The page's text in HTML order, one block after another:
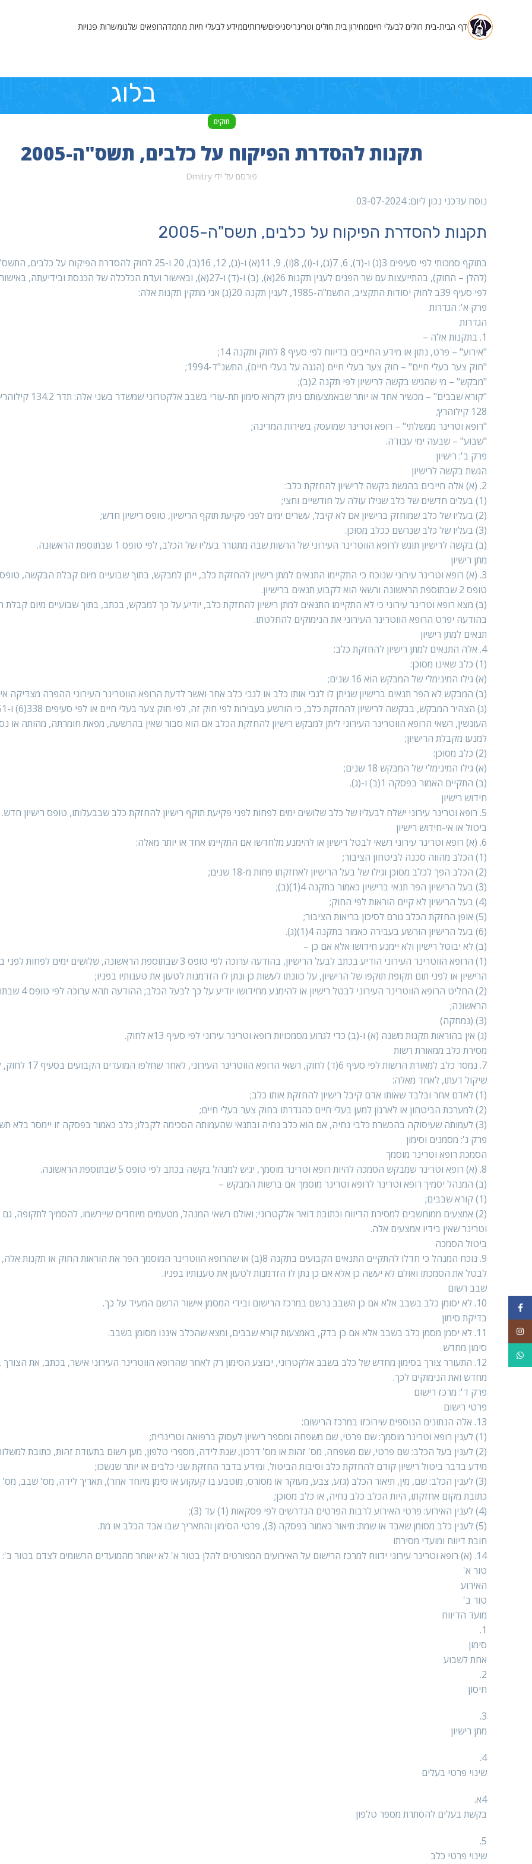
דף הבית-בית חולים לבעלי חייםמחירון בית חולים וטרינריסניפיםשירותיםמידע לבעלי חיות מחמדהרופאים שלנומשרות פנויות
בלוג
חוקים
תקנות להסדרת הפיקוח על כלבים, תשס"ה-2005
פורסם על ידי Dmitry
נוסח עדכני נכון ליום: 03-07-2024
תקנות להסדרת הפיקוח על כלבים, תשס"ה-2005
(להלן – החוק), בהתייעצות עם שר הפנים לענין תקנות 26(א), (ב) ו-(ד) ו-27(א), ובאישור ועדת הכלכלה של הכנסת
לפי סעיף 39ב לחוק יסודות התקציב, התשמ"ה-1985, לענין תקנה 20(ג) אני מתקין תקנות אלה:
פרק א': הגדרות
הגדרות
1. בתקנות אלה –
"אירוע" – פרט, נתון או מידע החייבים בדיווח לפי סעיף 8 לחוק ותקנה 14;
"חוק צער בעלי חיים" – חוק צער בעלי חיים (הגנה על בעלי חיים), התשנ"ד-1994;
"מבקש" – מי שהגיש בקשה לרישיון לפי תקנה 2(ב);
"קורא שבבים" – מכשיר אחד או יותר שבאמצעותם ניתן לקרוא
128 קילוהרץ;
"רופא וטרינר ממשלתי" – רופא וטרינר שמועסק בשירות המדינה;
"שבוע" – שבעה ימי עבודה.
פרק ב': רישיון
הגשת בקשה לרישיון
2. (א) אלה חייבים בהגשת בקשה לרישיון להחזקת כלב:
(1) בעלים חדשים של כלב שגילו עולה על חודשיים וחצי;
(2) בעליו של כלב שמוחזק ברישיון אם לא קיבל, עשרים ימים לפני פקיעת תוקף הרישיון, טופס רישיון חדש;
(3) בעליו של כלב שנרשם ככלב מסוכן.
(ב) בקשה לרישיון תוגש לרופא הווטרינר העירוני של הרשות שבה מתגורר בעליו של הכלב, לפי טופס 1 שבתוספת הראשונה.
מתן רישיון
3. (א) רופא וטרינר עירוני שנוכח כי התקיימו התנאים למתן רישיון להחזקת כלב, ייתן למבקש, בתוך שבועיים מיום קבלת הבקשה, טופס
טופס 2 שבתוספת הראשונה ורשאי הוא לקבוע תנאים ברישיון.
(ב) מצא רופא וטרינר עירוני כי לא התקיימו התנאים למתן רישיון להחזקת כלב, יודיע על כך למבקש, בכתב, בתוך שבועיים מיום
בהודעה יפרט הרופא הווטרינר העירוני את הנימוקים להחלטתו.
תנאים למתן רישיון
4. אלה התנאים למתן רישיון להחזקת כלב:
(1) כלב שאינו מסוכן:
(א) גילו המינימלי של המבקש הוא 16 שנים;
(ב) המבקש לא הפר תנאים ברישיון שניתן לו לגבי אותו כלב או לגבי כלב אחר ואשר לדעת הרופא הווטרינר העירוני ההפרה מצדיקה אי-
העונשין, רשאי הרופא הווטרינר העירוני ליתן למבקש רישיון להחזקת הכלב אם הוא סבור שאין בהרשעה, מפאת חומרתה, מהותה או
למנעו מקבלת הרישיון;
(2) כלב מסוכן:
(א) גילו המינימלי של המבקש 18 שנים;
(ב) התקיים האמור בפסקה 1(ב) ו-(ג).
חידוש רישיון
5. רופא וטרינר עירוני ישלח לבעליו של כלב שלושים ימים לפחות לפני פקיעת תוקף רישיון להחזקת כלב שבבעלותו, טופס רישיון חדש.
ביטול או אי-חידוש רישיון
6. (א) רופא וטרינר עירוני רשאי לבטל רישיון או להימנע מלחדשו אם התקיימו אחד או יותר מאלה:
(1) הכלב מהווה סכנה לביטחון הציבור;
(2) הכלב הפך לכלב מסוכן וגילו של בעל הרישיון לאחזקתו פחות מ-18 שנים;
(3) בעל הרישיון הפר תנאי ברישיון כאמור בתקנה 4(1)(ב);
(4) בעל הרישיון לא קיים הוראות לפי החוק;
(5) אופן החזקת הכלב גורם לסיכון בריאות הציבור;
(6) בעל הרישיון הורשע בעבירה כאמור בתקנה 4(1)(ג).
(ב) לא יבוטל רישיון ולא יימנע חידושו אלא אם כן –
(1) הרופא הווטרינר העירוני הודיע בכתב לבעל הרישיון, בהודעה ערוכה לפי טופס 3 שבתוספת הראשונה, שלושים ימים
הרישיון או לפני תום תקופת תוקפו של הרישיון, על כוונתו לעשות כן ונתן לו הזדמנות לטעון את טענותיו בפניו;
(2) החליט הרופא הווטרינר העירוני לבטל רישיון או להימנע
הראשונה;
(3) (נמחקה)
(ג) אין בהוראות תקנות משנה (א) ו-(ב) כדי לגרוע מסמכויות רופא וטרינר עירוני לפי סעיף 13א לחוק.
מסירת כלב ממאורת רשות
7. נמסר כלב למאורת הרשות לפי סעיף 6(ד) לחוק,
שיקול דעתו, לאחד מאלה:
(1) לאדם אחר ובלבד שאותו אדם קיבל רישיון להחזקת אותו כלב;
(2) למערכת הביטחון או לארגון למען בעלי חיים כהגדרתו בחוק צער בעלי חיים;
(3) לעמותה שעיסוקה בהכשרת כלבי נחיה, אם הוא כלב נחיה ובתנאי שהעמותה הסכימה לקבלו; כלב כאמור בפסקה זו יימסר בלא תשלום.
פרק ג': מסמנים וסימון
הסמכת רופא וטרינר מוסמך
8. (א) רופא וטרינר שמבקש הסמכה להיות רופא וטרינר מוסמך, יגיש למנהל בקשה בכתב לפי טופס 5 שבתוספת הראשונה.
(ב) המנהל יסמיך רופא וטרינר לרופא וטרינר מוסמך אם ברשות המבקש –
(1) קורא שבבים;
(2) אמצעים ממוחשבים למסירת הדיווח וכתובת דואר אלקטרוני; ואולם רשאי המנהל, מטעמים מיוחדים שיירשמו, להסמיך לתקופה, גם
וטרינר שאין בידיו אמצעים אלה.
ביטול הסמכה
9. נוכח המנהל כי חדלו להתקיים התנאים הקבועים בתקנה 8(ב) או שהרופא הווטרינר המוסמך הפר את הוראות החוק או
לבטל את הסמכתו ואולם לא יעשה כן אלא אם כן נתן לו הזדמנות לטעון את טענותיו בפניו.
שבב רשום
10. לא יסומן כלב בשבב אלא אם כן השבב נרשם במרכז הרישום ובידי המסמן אישור הרשם המעיד על כך.
בדיקת סימון
11. לא יסמן מסמן כלב בשבב אלא אם כן בדק, באמצעות קורא שבבים, ומצא שהכלב איננו מסומן בשבב.
סימון מחדש
12. התעורר צורך בסימון מחדש של כלב בשבב אלקטרוני, יבוצע הסימון רק לאחר שהרופא הווטרינר העירוני אישר, בכתב, את הצורך
מחדש ואת הנימוקים לכך.
פרק ד': מרכז רישום
פרטי רישום
13. אלה הנתונים הנוספים שירוכזו במרכז הרישום:
(1) לענין רופא וטרינר מוסמך: שם פרטי, שם משפחה ומספר רישיון לעסוק ברפואה וטרינרית;
(2) לענין בעל הכלב: שם פרטי, שם משפחה, מס' זהות או מס' דרכון, שנת לידה, מספרי טלפון, מען רשום בתעודת זהות, כתובת
מידע בדבר ביטול רישיון קודם להחזקת כלב וסיבות הביטול, ומידע בדבר החזקת שני כלבים או יותר שנשכו;
(3) לענין הכלב: שם, מין, תיאור הכלב (גזע, צבע, מעוקר או מסורס, מוטבע בו קעקוע או סימן מיוחד אחר), תאריך לידה, מס' שבב, מס'
כתובת מקום אחזקתו, היות הכלב כלב נחיה, או כלב מסוכן;
(4) לענין האירוע: פרטי האירוע לרבות הפרטים הנדרשים לפי פסקאות (1) עד (3);
(5) לענין כלב מסומן שאבד או שמת: תיאור כאמור בפסקה (3), פרטי הסימון והתאריך שבו אבד הכלב או מת.
חובת דיווח ומועדי מסירתו
14. (א) רופא וטרינר עירוני ידווח למרכז הרישום על האירועים המפורטים להלן בטור א' לא יאוחר מהמועדים הרשומים לצדם בטור ב':
טור א'
האירוע
טור ב'
מועד הדיווח
1.
סימון
אחת לשבוע
2.
חיסון
3.
מתן רישיון
4.
שינוי פרטי בעלים
4א.
בקשת בעלים להסתרת מספר טלפון
5.
שינוי פרטי כלב
Facebook
Instagram
WhatsApp